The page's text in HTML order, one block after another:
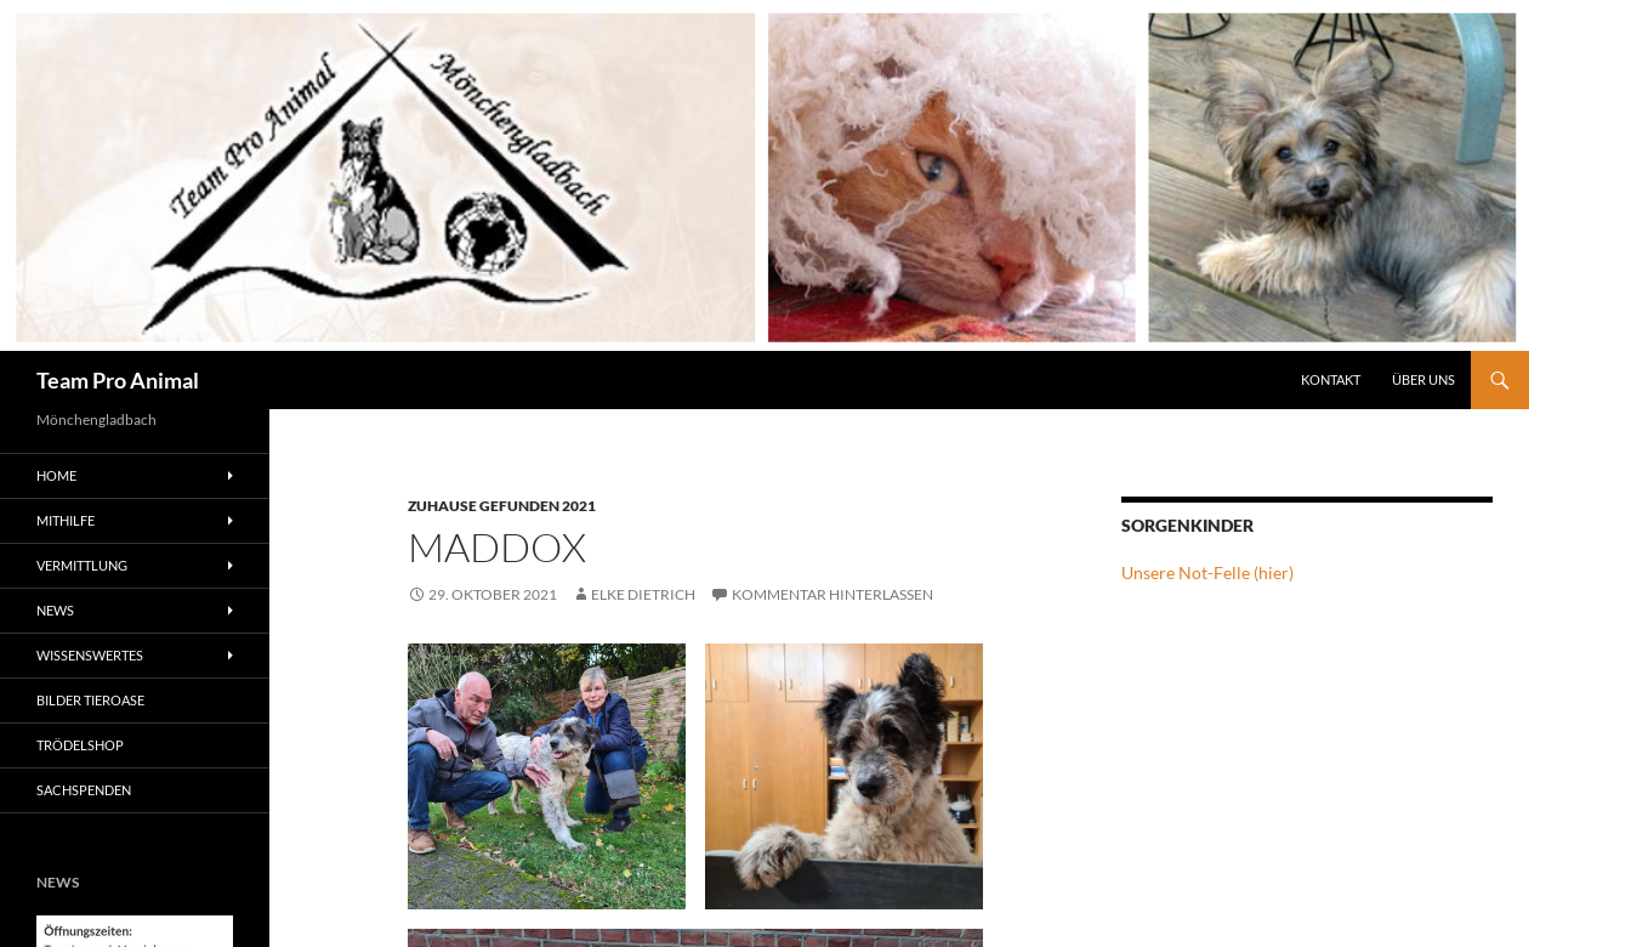
Team Pro Animal KONTAKT ÜBER UNS
ZUHAUSE GEFUNDEN 2021
MADDOX
29. OKTOBER 2021 ELKE DIETRICH KOMMENTAR HINTERLASSEN
SORGENKINDER
Unsere Not-Felle (hier)
Mönchengladbach
HOME
MITHILFE
VERMITTLUNG
NEWS
WISSENSWERTES
BILDER TIEROASE
TRÖDELSHOP
SACHSPENDEN
NEWS